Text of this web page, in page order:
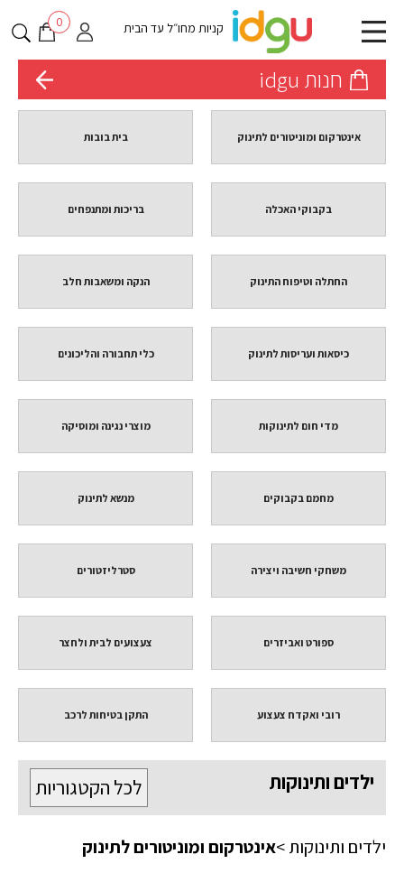
קניות מחו״ל עד הבית 0
חנות idgu
אינטרקום ומוניטורים לתינוק בית בובות
בקבוקי האכלה בריכות ומתנפחים
החתלה וטיפוח התינוק הנקה ומשאבות חלב
כיסאות ועריסות לתינוק כלי תחבורה והליכונים
מדי חום לתינוקות מוצרי נגינה ומוסיקה
מחמם בקבוקים מנשא לתינוק
משחקי חשיבה ויצירה סטרליזטורים
ספורט ואביזרים צעצועים לבית ולחצר
רובי ואקדח צעצוע התקן בטיחות לרכב
לכל הקטגוריות ילדים ותינוקות
ילדים ותינוקות>אינטרקום ומוניטורים לתינוק